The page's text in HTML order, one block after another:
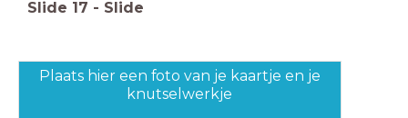
Slide 17 - Slide
Plaats hier een foto van je kaartje en je
knutselwerkje